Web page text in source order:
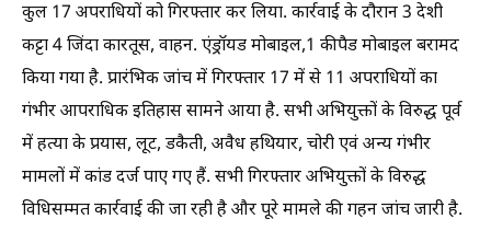
कुल 17 अपराधियों को गिरफ्तार कर लिया. कार्रवाई के दौरान 3 देशी
कट्टा 4 जिंदा कारतूस, वाहन. एंड्रॉयड मोबाइल,1 कीपैड मोबाइल बरामद
किया गया है. प्रारंभिक जांच में गिरफ्तार 17 में से 11 अपराधियों का
गंभीर आपराधिक इतिहास सामने आया है. सभी अभियुक्तों के विरुद्ध पूर्व
में हत्या के प्रयास, लूट, डकैती, अवैध हथियार, चोरी एवं अन्य गंभीर
मामलों में कांड दर्ज पाए गए हैं. सभी गिरफ्तार अभियुक्तों के विरुद्ध
विधिसम्मत कार्रवाई की जा रही है और पूरे मामले की गहन जांच जारी है.